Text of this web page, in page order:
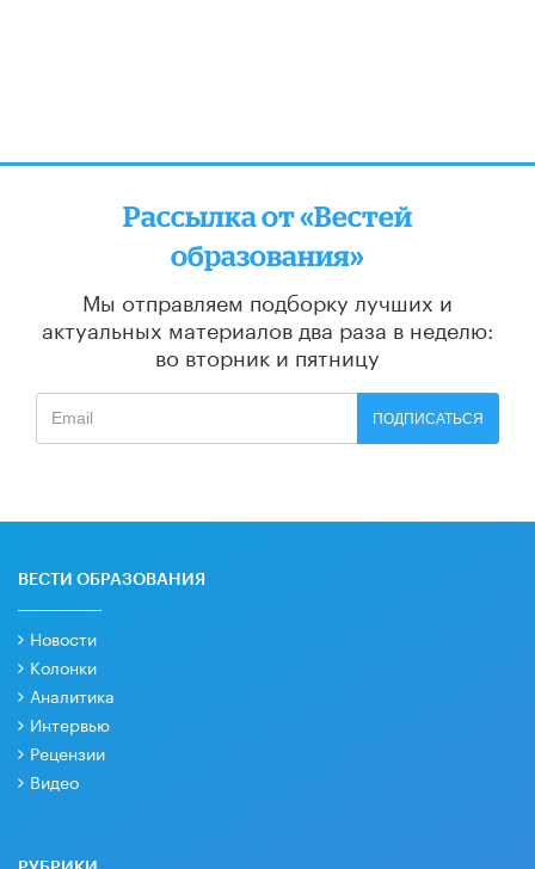
Рассылка от «Вестей
образования»
Мы отправляем подборку лучших и
актуальных материалов два раза в неделю:
во вторник и пятницу
ПОДПИСАТЬСЯ
ВЕСТИ ОБРАЗОВАНИЯ
Новости
Колонки
Аналитика
Интервью
Рецензии
Видео